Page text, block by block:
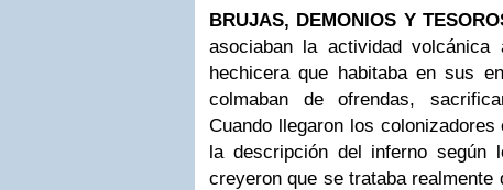
BRUJAS, DEMONIOS Y
asociaban la actividad
hechicera que habitaba en sus
colmaban de ofrendas,
Cuando llegaron los
la descripción del inferno según
creyeron que se trataba realmente